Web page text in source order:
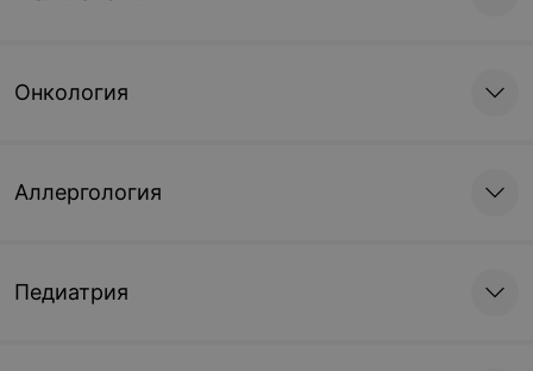
Онкология
Аллергология
Педиатрия